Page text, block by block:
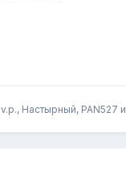
v.p., Настырный, PAN527 и